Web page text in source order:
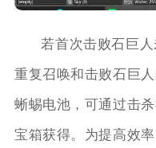
若首次击败石巨
重复召唤和击败石巨
蜥蜴电池，可通过击
宝箱获得。为提高效